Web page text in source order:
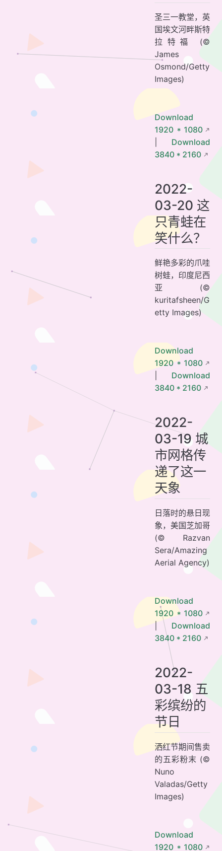
圣三一教堂，英
国埃文河畔斯特
拉特福 (©
James
Osmond/Getty
Images)
Download
1920 * 1080
Download
3840 * 2160
2022-
03-20 这
只青蛙在
笑什么？
鲜艳多彩的爪哇
树蛙，印度尼西
亚 (©
kuritafsheen/G
etty Images)
Download
1920 * 1080
Download
3840 * 2160
2022-
03-19 城
市网格传
递了这一
天象
日落时的悬日现
象，美国芝加哥
(© Razvan
Sera/Amazing
Aerial Agency)
Download
1920 * 1080
| Download
3840 * 2160
2022-
03-18 五
彩缤纷的
节日
洒红节期间售卖
的五彩粉末 (©
Nuno
Valadas/Getty
Images)
Download
1920 * 1080